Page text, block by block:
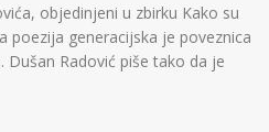
objedinjeni u zbirku Kako su
poezija generacijska je poveznica
Radović piše tako da je